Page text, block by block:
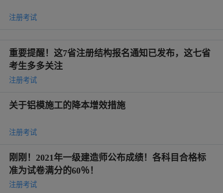
注册考试
重要提醒！这7省注册结构报名通知已发布，这七省
考生多多关注
注册考试
关于铝模施工的降本增效措施
注册考试
刚刚！2021年一级建造师公布成绩！各科目合格标
准为试卷满分的60％！
注册考试